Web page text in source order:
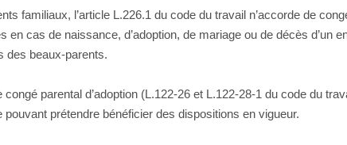
familiaux, l’article L.226.1 du code du travail n’accorde de
cas de naissance, d’adoption, de mariage ou de décès d’un
des beaux-parents.
congé parental d’adoption (L.122-26 et L.122-28-1 du code du
prétendre bénéficier des dispositions en vigueur.